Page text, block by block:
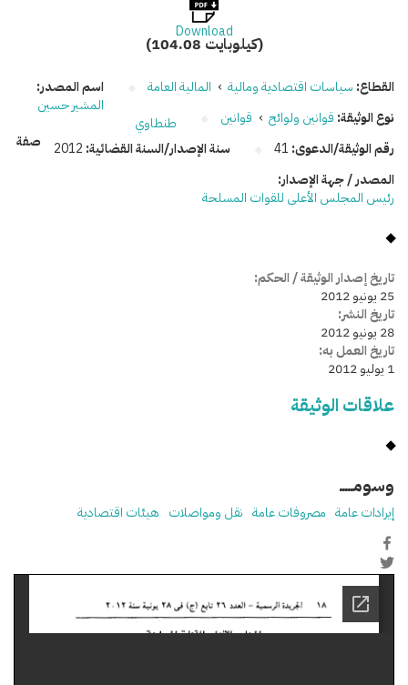
Download
(104.08 كيلوبايت)
القطاع: سياسات اقتصادية ومالية › المالية العامة
نوع الوثيقة: قوانين ولوائح › قوانين
رقم الوثيقة/الدعوى: 41 سنة الإصدار/السنة القضائية: 2012
اسم المصدر:
المشير حسين
طنطاوي
صفة
المصدر / جهة الإصدار:
رئيس المجلس الأعلى للقوات المسلحة
تاريخ إصدار الوثيقة / الحكم:
25 يونيو 2012
تاريخ النشر:
28 يونيو 2012
تاريخ العمل به:
1 يوليو 2012
علاقات الوثيقة
وسومـــــ
إيرادات عامة مصروفات عامة نقل ومواصلات هيئات اقتصادية